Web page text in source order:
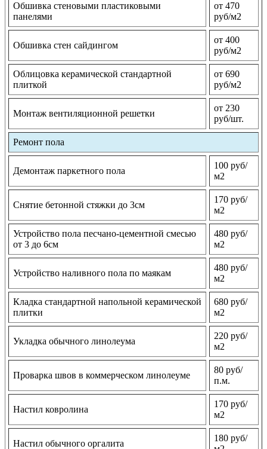
Обшивка стеновыми пластиковыми
панелями
от 470
руб/м2
Обшивка стен сайдингом
от 400
руб/м2
Облицовка керамической стандартной
плиткой
от 690
руб/м2
Монтаж вентиляционной решетки
от 230
руб/шт.
Ремонт пола
Демонтаж паркетного пола
100 руб/
м2
Снятие бетонной стяжки до 3см
170 руб/
м2
Устройство пола песчано-цементной смесью
от 3 до 6см
480 руб/
м2
Устройство наливного пола по маякам
480 руб/
м2
Кладка стандартной напольной керамической
плитки
680 руб/
м2
Укладка обычного линолеума
220 руб/
м2
Проварка швов в коммерческом линолеуме
80 руб/
п.м.
Настил ковролина
170 руб/
м2
Настил обычного оргалита
180 руб/